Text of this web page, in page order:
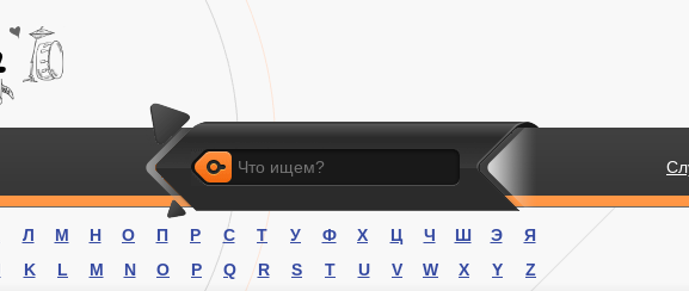
Искать
Л М Н О П Р С Т У Ф Х Ц Ч Ш Э
Я
K L M N O P Q R S T U V W X Y Z